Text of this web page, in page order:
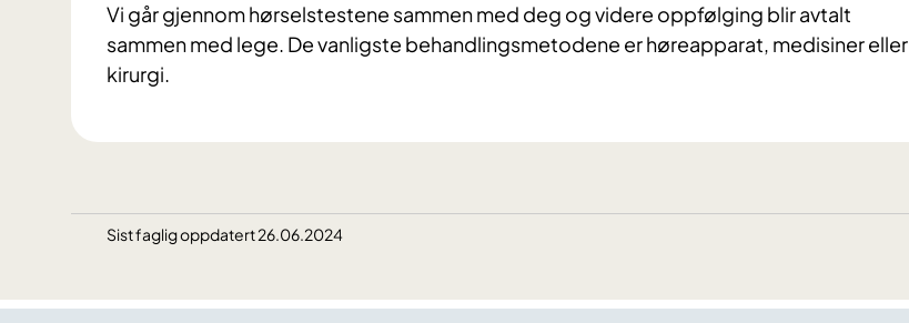
Vi går gjennom hørselstestene sammen med deg og videre oppfølging blir avtalt
sammen med lege. De vanligste behandlingsmetodene er høreapparat, medisiner eller
kirurgi.
Sist faglig oppdatert 26.06.2024